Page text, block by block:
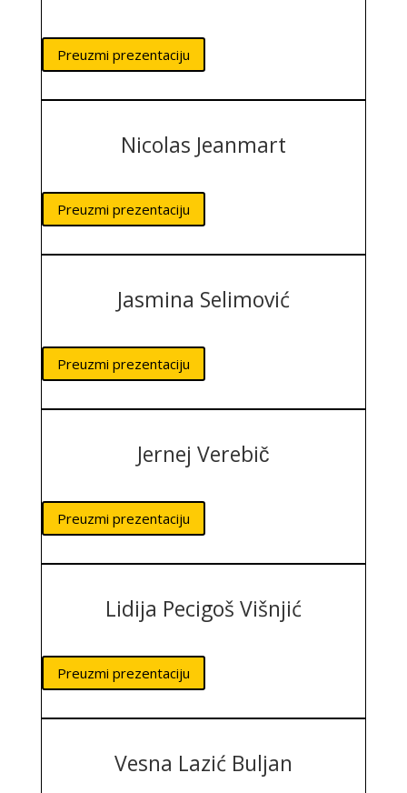
Preuzmi prezentaciju
Nicolas Jeanmart
Preuzmi prezentaciju
Jasmina Selimović
Preuzmi prezentaciju
Jernej Verebič
Preuzmi prezentaciju
Lidija Pecigoš Višnjić
Preuzmi prezentaciju
Vesna Lazić Buljan